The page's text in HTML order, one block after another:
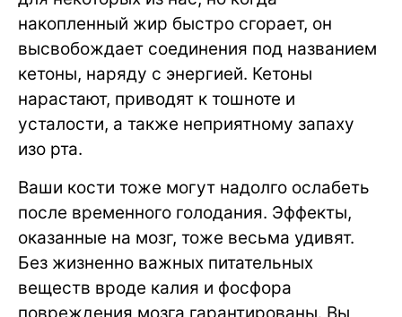
накопленный жир быстро сгорает, он
высвобождает соединения под названием
кетоны, наряду с энергией. Кетоны
нарастают, приводят к тошноте и
усталости, а также неприятному запаху
изо рта.
Ваши кости тоже могут надолго ослабеть
после временного голодания. Эффекты,
оказанные на мозг, тоже весьма удивят.
Без жизненно важных питательных
веществ вроде калия и фосфора